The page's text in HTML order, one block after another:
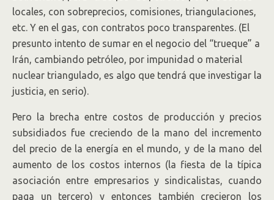
locales, con sobreprecios, comisiones, triangulaciones,
etc. Y en el gas, con contratos poco transparentes. (El
presunto intento de sumar en el negocio del “trueque” a
Irán, cambiando petróleo, por impunidad o material
nuclear triangulado, es algo que tendrá que investigar la
justicia, en serio).
Pero la brecha entre costos de producción y precios
subsidiados fue creciendo de la mano del incremento
del precio de la energía en el mundo, y de la mano del
aumento de los costos internos (la fiesta de la típica
asociación entre empresarios y sindicalistas, cuando
paga un tercero) y entonces también crecieron los